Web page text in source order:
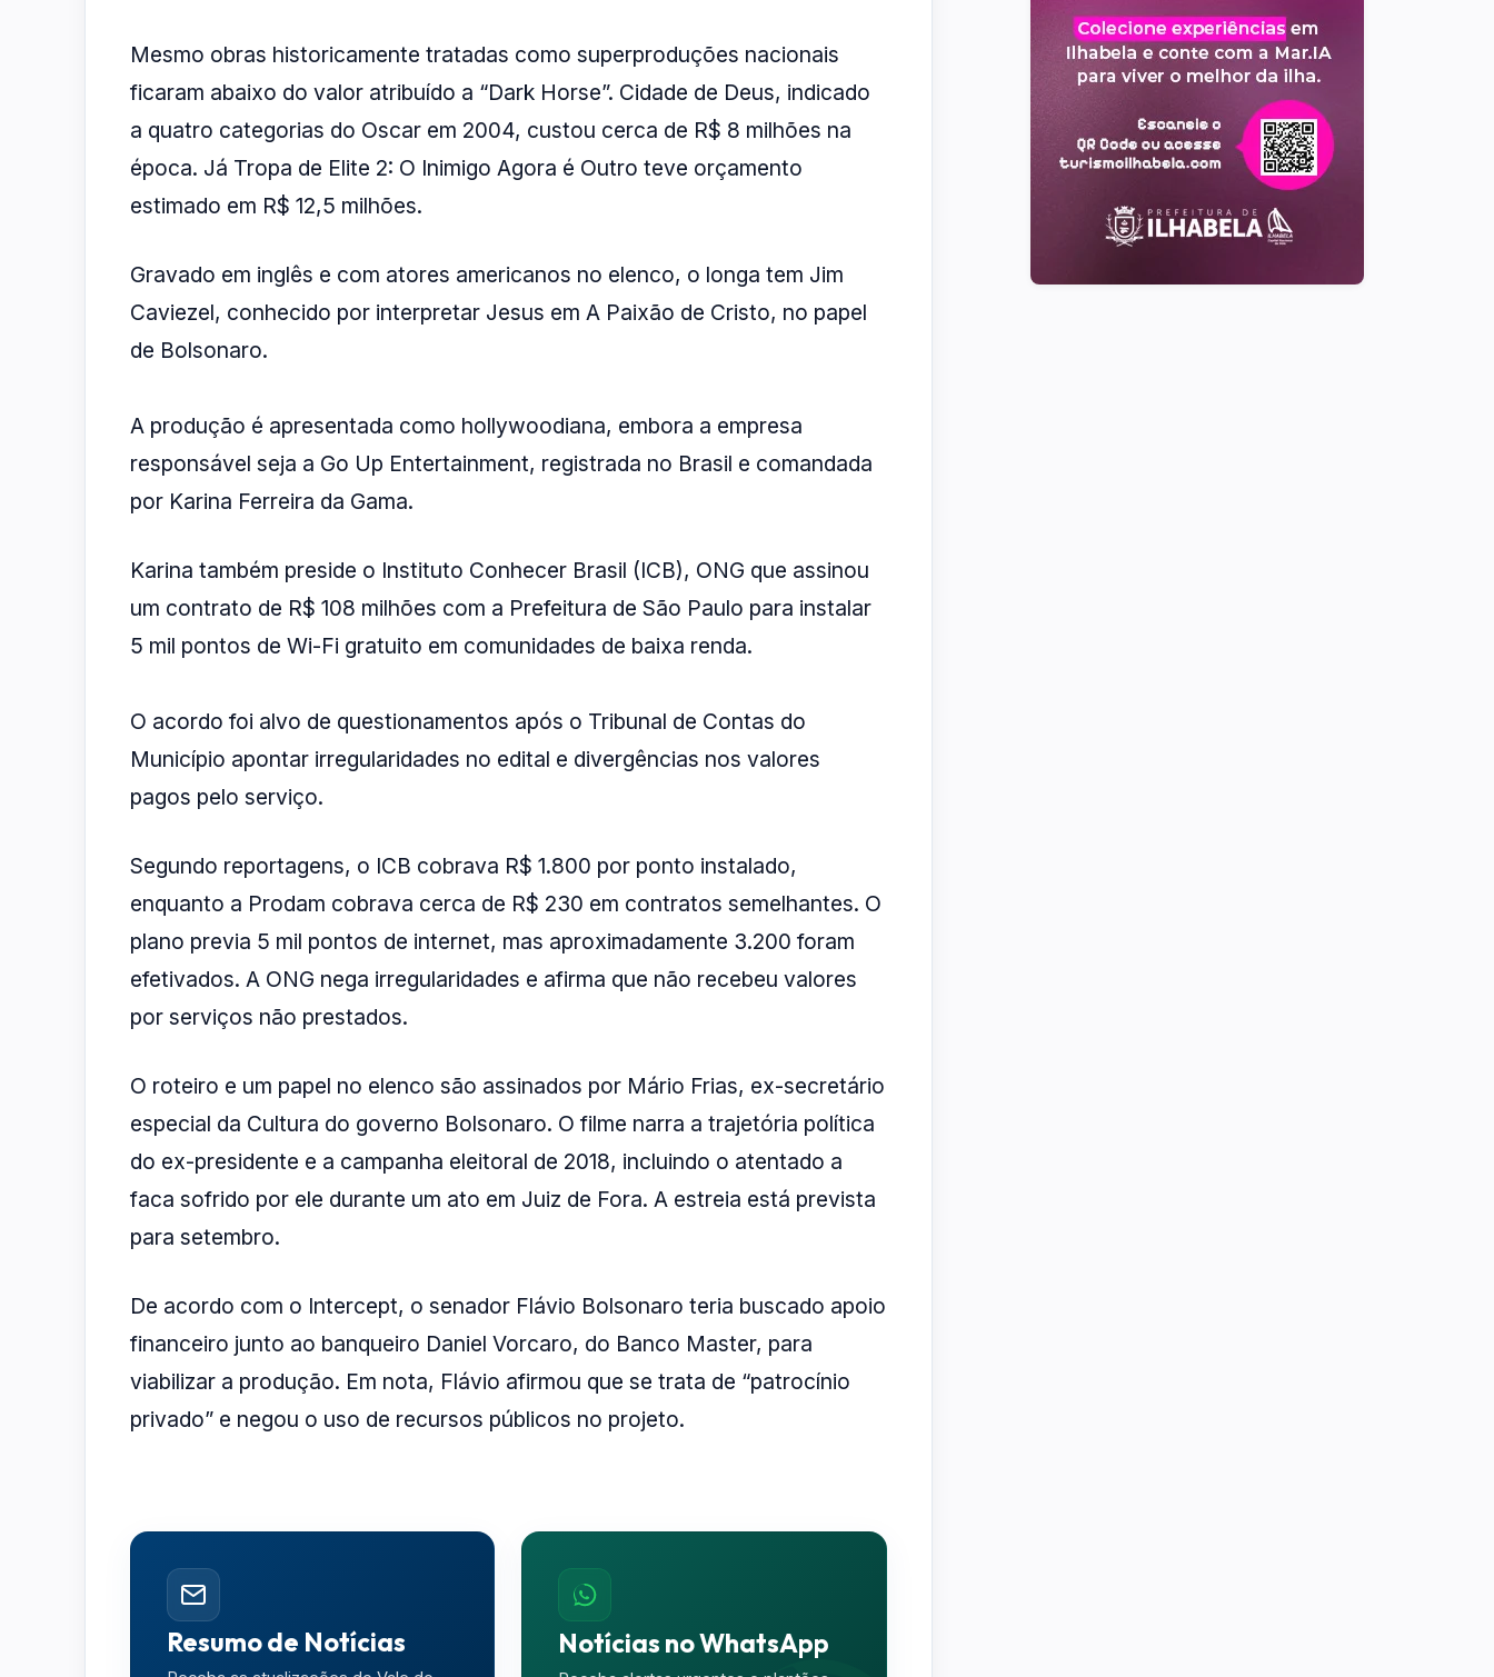
Mesmo obras historicamente tratadas como superproduções nacionais
ficaram abaixo do valor atribuído a “Dark Horse”. Cidade de Deus, indicado
a quatro categorias do Oscar em 2004, custou cerca de R$ 8 milhões na
época. Já Tropa de Elite 2: O Inimigo Agora é Outro teve orçamento
estimado em R$ 12,5 milhões.
Gravado em inglês e com atores americanos no elenco, o longa tem Jim
Caviezel, conhecido por interpretar Jesus em A Paixão de Cristo, no papel
de Bolsonaro.
A produção é apresentada como hollywoodiana, embora a empresa
responsável seja a Go Up Entertainment, registrada no Brasil e comandada
por Karina Ferreira da Gama.
Karina também preside o Instituto Conhecer Brasil (ICB), ONG que assinou
um contrato de R$ 108 milhões com a Prefeitura de São Paulo para instalar
5 mil pontos de Wi-Fi gratuito em comunidades de baixa renda.
O acordo foi alvo de questionamentos após o Tribunal de Contas do
Município apontar irregularidades no edital e divergências nos valores
pagos pelo serviço.
Segundo reportagens, o ICB cobrava R$ 1.800 por ponto instalado,
enquanto a Prodam cobrava cerca de R$ 230 em contratos semelhantes. O
plano previa 5 mil pontos de internet, mas aproximadamente 3.200 foram
efetivados. A ONG nega irregularidades e afirma que não recebeu valores
por serviços não prestados.
O roteiro e um papel no elenco são assinados por Mário Frias, ex-secretário
especial da Cultura do governo Bolsonaro. O filme narra a trajetória política
do ex-presidente e a campanha eleitoral de 2018, incluindo o atentado a
faca sofrido por ele durante um ato em Juiz de Fora. A estreia está prevista
para setembro.
De acordo com o Intercept, o senador Flávio Bolsonaro teria buscado apoio
financeiro junto ao banqueiro Daniel Vorcaro, do Banco Master, para
viabilizar a produção. Em nota, Flávio afirmou que se trata de “patrocínio
privado” e negou o uso de recursos públicos no projeto.
Resumo de Notícias Notícias no WhatsApp